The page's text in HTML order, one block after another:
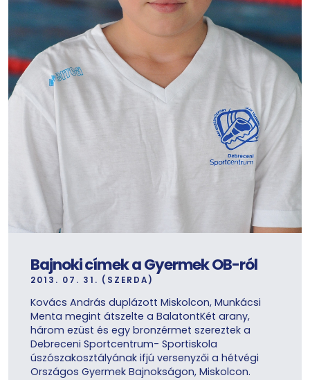
Bajnoki címek a Gyermek OB-ról
2013. 07. 31. (SZERDA)
Kovács András duplázott Miskolcon, Munkácsi
Menta megint átszelte a BalatontKét arany,
három ezüst és egy bronzérmet szereztek a
Debreceni Sportcentrum- Sportiskola
úszószakosztályának ifjú versenyzői a hétvégi
Országos Gyermek Bajnokságon, Miskolcon.